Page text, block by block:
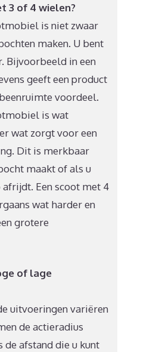
3 of 4 wielen?
is niet zwaar
maken. U bent
Bijvoorbeeld in een
geeft een product
voordeel.
is wat
wat zorgt voor een
Dit is merkbaar
maakt of als u
afrijdt. Een scoot met 4
wat harder en
grotere
of lage
uitvoeringen variëren
de actieradius
afstand die u kunt